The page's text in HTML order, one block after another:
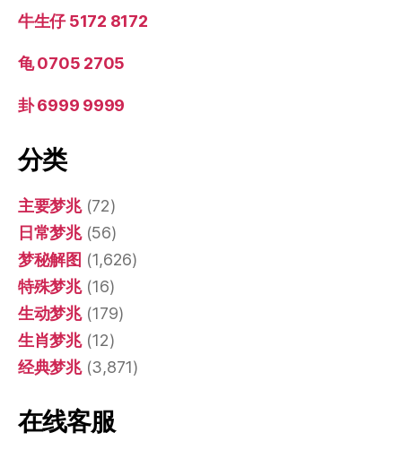
牛生仔 5172 8172
龟 0705 2705
卦 6999 9999
分类
主要梦兆(72)
日常梦兆(56)
梦秘解图 (1,626)
特殊梦兆(16)
生动梦兆(179)
生肖梦兆(12)
经典梦兆(3,871)
在线客服